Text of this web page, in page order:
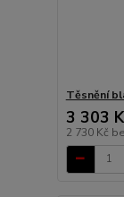
Těsnění
3 303
2 730 Kč